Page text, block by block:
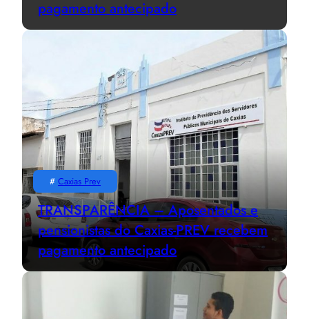
pagamento antecipado
# Caxias Prev
TRANSPARÊNCIA – Aposentados e
pensionistas do Caxias-PREV recebem
pagamento antecipado